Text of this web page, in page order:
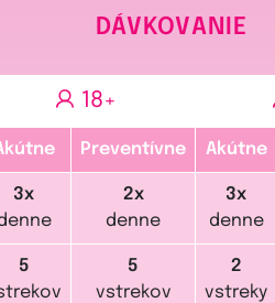
DÁVKOVANIE
18+
Preventívne Akútne
3x
2x
denne
3x
denne
5
5
vstrekov
2
vstreky